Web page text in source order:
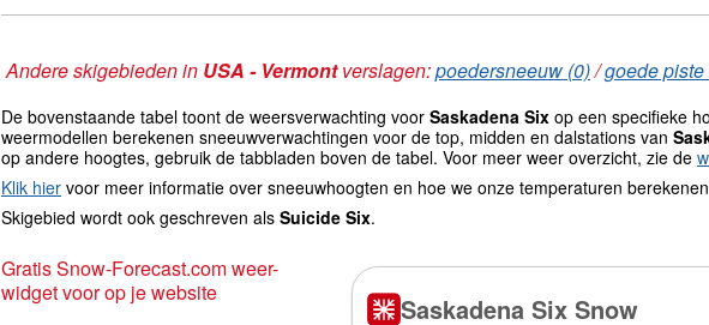
Andere skigebieden in USA - Vermontverslagen:poedersneeuw (0)/goede piste
De bovenstaande tabel toont de weersverwachting voor Saskadena Six op een specifieke
weermodellen berekenen sneeuwverwachtingen voor de top, midden en dalstations van
op andere hoogtes, gebruik de tabbladen boven de tabel. Voor meer weer overzicht, zie de
Klik hier voor meer informatie over sneeuwhoogten en hoe we onze temperaturen
Skigebied wordt ook geschreven als Suicide Six.
Gratis Snow-Forecast.com weer-
widget voor op je website